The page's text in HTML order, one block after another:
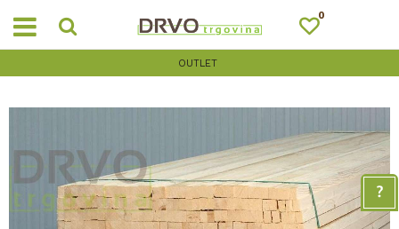
0
OUTLET